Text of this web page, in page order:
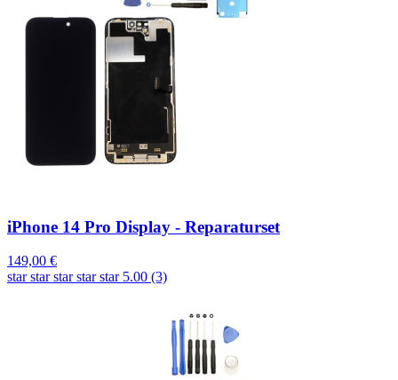
iPhone 14 Pro Display - Reparaturset
149,00 €
star star star star star 5.00 (3)